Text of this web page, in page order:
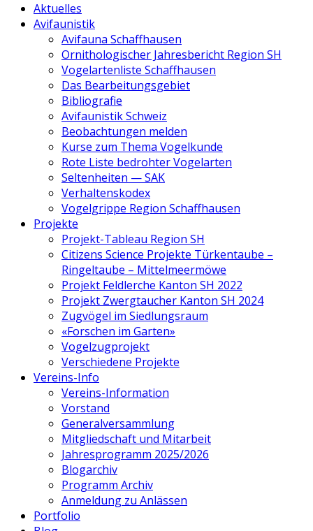
Aktuelles
Avifaunistik
Avifauna Schaffhausen
Ornithologischer Jahresbericht Region SH
Vogelartenliste Schaffhausen
Das Bearbeitungsgebiet
Bibliografie
Avifaunistik Schweiz
Beobachtungen melden
Kurse zum Thema Vogelkunde
Rote Liste bedrohter Vogelarten
Seltenheiten — SAK
Verhaltenskodex
Vogelgrippe Region Schaffhausen
Projekte
Projekt-Tableau Region SH
Citizens Science Projekte Türkentaube –
Ringeltaube – Mittelmeermöwe
Projekt Feldlerche Kanton SH 2022
Projekt Zwergtaucher Kanton SH 2024
Zugvögel im Siedlungsraum
«Forschen im Garten»
Vogelzugprojekt
Verschiedene Projekte
Vereins-Info
Vereins-Information
Vorstand
Generalversammlung
Mitgliedschaft und Mitarbeit
Jahresprogramm 2025/2026
Blogarchiv
Programm Archiv
Anmeldung zu Anlässen
Portfolio